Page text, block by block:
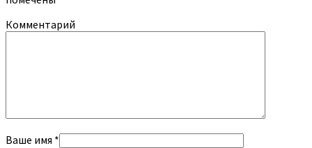
Комментарий
Ваше имя *